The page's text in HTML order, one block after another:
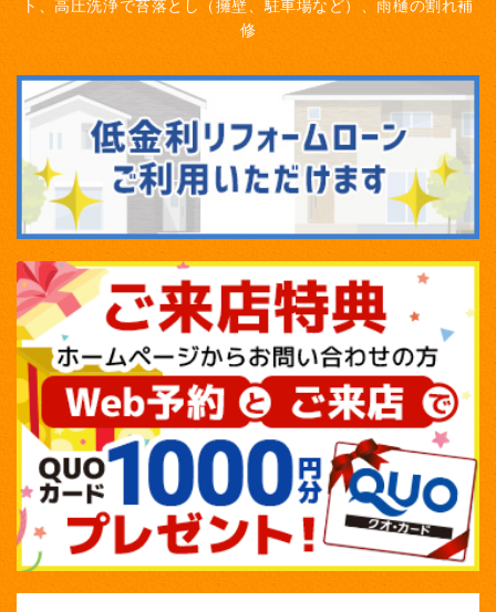
ト、高圧洗浄で苔落とし（擁壁、駐車場など）、雨樋の割れ補
修